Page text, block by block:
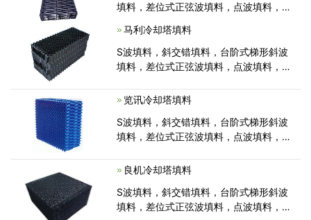
填料，差位式正弦波填料，点波填料，六
斜交错冷却塔填料.斜交错填料具有技术
先进，设计合理，数据可靠，经久耐用，
经过试验和生产运行表明冷却效果好，通
马利冷却塔填料
S波填料，斜交错填料，台阶式梯形斜波
填料，差位式正弦波填料，点波填料，六
斜交错冷却塔填料.斜交错填料具有技术
经过试验和生产运行表明冷却效果好，通
风阻力小，亲
览讯冷却塔填料
S波填料，斜交错填料，台阶式梯形斜波
填料，差位式正弦波填料，点波填料，六
斜交错冷却塔填料.斜交错填料具有技术
经过试验和生产运行表明冷却效果好，通
风阻力小，亲
良机冷却塔填料
S波填料，斜交错填料，台阶式梯形斜波
填料，差位式正弦波填料，点波填料，六